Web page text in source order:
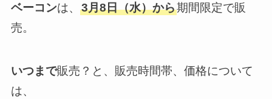
ベーコンは、 3月8日（水）から期間限定で販
売。
いつまで販売？と、販売時間帯、価格について
は、